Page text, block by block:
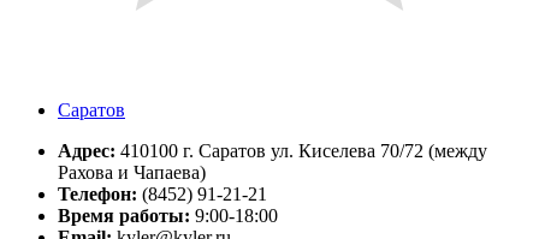
Саратов
Адрес: 410100 г. Саратов ул. Киселева 70/72 (между
Рахова и Чапаева)
Телефон: (8452) 91-21-21
Время работы: 9:00-18:00